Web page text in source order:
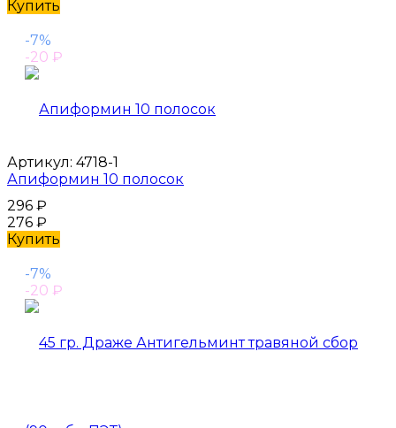
Купить
-7%
-20 ₽
Артикул: 4718-1
Апиформин 10 полосок
296 ₽
276 ₽
Купить
-7%
-20 ₽